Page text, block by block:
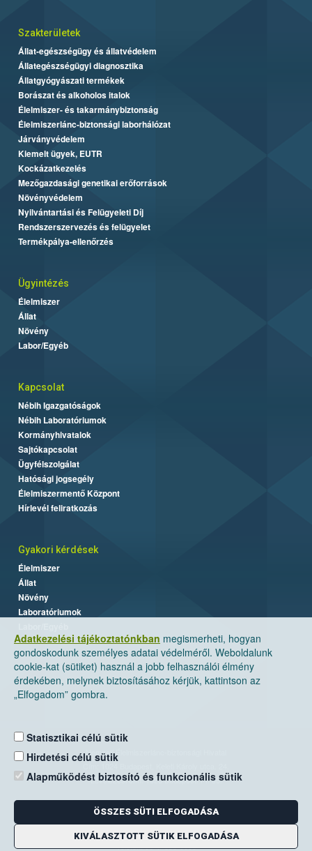
Adatkezelési tájékoztatónkban megismerheti, hogyan
gondoskodunk személyes adatai védelméről. Weboldalunk
cookie-kat (sütiket) használ a jobb felhasználói élmény
érdekében, melynek biztosításához kérjük, kattintson az
„Elfogadom” gombra.
Statisztikai célú sütik
Hirdetési célú sütik
Alapműködést biztosító és funkcionális sütik
ÖSSZES SÜTI ELFOGADÁSA
KIVÁLASZTOTT SÜTIK ELFOGADÁSA
Szakterületek
Állat-egészségügy és állatvédelem
Állategészségügyi diagnosztika
Állatgyógyászati termékek
Borászat és alkoholos italok
Élelmiszer- és takarmánybiztonság
Élelmiszerlánc-biztonsági laborhálózat
Járványvédelem
Kiemelt ügyek, EUTR
Kockázatkezelés
Mezőgazdasági genetikai erőforrások
Növényvédelem
Nyilvántartási és Felügyeleti Díj
Rendszerszervezés és felügyelet
Termékpálya-ellenőrzés
Ügyintézés
Élelmiszer
Állat
Növény
Labor/Egyéb
Kapcsolat
Nébih Igazgatóságok
Nébih Laboratóriumok
Kormányhivatalok
Sajtókapcsolat
Ügyfélszolgálat
Hatósági jogsegély
Élelmiszermentő Központ
Hírlevél feliratkozás
Gyakori kérdések
Élelmiszer
Állat
Növény
Laboratóriumok
Nemzeti Élelmiszerlánc-biztonsági Hivatal
Levelezési cím: 1525 Budapest. Pf. 30.
E-mail:ugyfelszolgalat@nebih.gov.hu
Zöld szám: 06-80/263-244
Telefon: 06-1/ 336-9000